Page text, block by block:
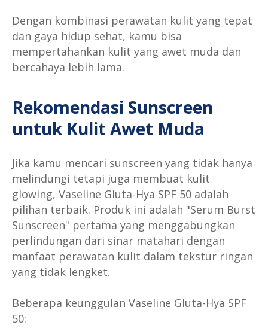
Dengan kombinasi perawatan kulit yang tepat
dan gaya hidup sehat, kamu bisa
mempertahankan kulit yang awet muda dan
bercahaya lebih lama.
Rekomendasi Sunscreen
untuk Kulit Awet Muda
Jika kamu mencari sunscreen yang tidak hanya
melindungi tetapi juga membuat kulit
glowing, Vaseline Gluta-Hya SPF 50 adalah
pilihan terbaik. Produk ini adalah "Serum Burst
Sunscreen" pertama yang menggabungkan
perlindungan dari sinar matahari dengan
manfaat perawatan kulit dalam tekstur ringan
yang tidak lengket.
Beberapa keunggulan Vaseline Gluta-Hya SPF
50: